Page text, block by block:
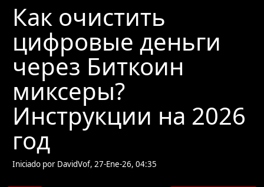
Как очистить
цифровые деньги
через Биткоин
миксеры?
Инструкции на 2026
год
Iniciado por DavidVof, 27-Ene-26, 04:35